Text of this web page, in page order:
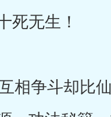
死无生！
争斗却比